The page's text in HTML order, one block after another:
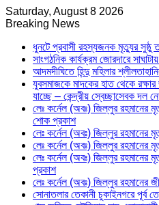
Saturday, August 8 2026
Breaking News
ধুনটে প্রবাসী রহস্যজনক মৃত্যুর সুষ্ঠু
সাংগঠনিক কার্যক্রম জোরদারে
আদমদীঘিতে হিন্দু মহিলার
যুবসমাজকে মাদকের হাত থেকে
যাচ্ছে – কেন্দ্রীয় স্বেচ্ছাসেবক দল
লেঃ কর্নেল (অবঃ) জিল্লুর রহমানের
শোক প্রকাশ
লেঃ কর্নেল (অবঃ) জিল্লুর রহমানের
লেঃ কর্নেল (অবঃ) জিল্লুর রহমানের
লেঃ কর্নেল (অবঃ) জিল্লুর রহমানের
প্রকাশ
লেঃ কর্নেল (অবঃ) জিল্লুর রহমানের
সোনাতলার তেকানী চুকাইনগরে পূর্ব